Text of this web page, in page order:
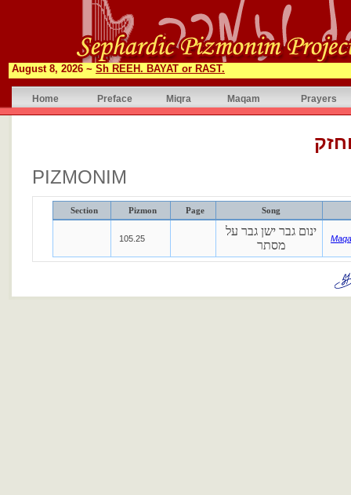
August 8, 2026 ~ Sh REEH. BAYAT or RAST.
Home Preface Miqra Maqam Prayers
PIZMONIM
Section Pizmon Page Song
105.25
ינום גבר ישן גבר על
מסתר